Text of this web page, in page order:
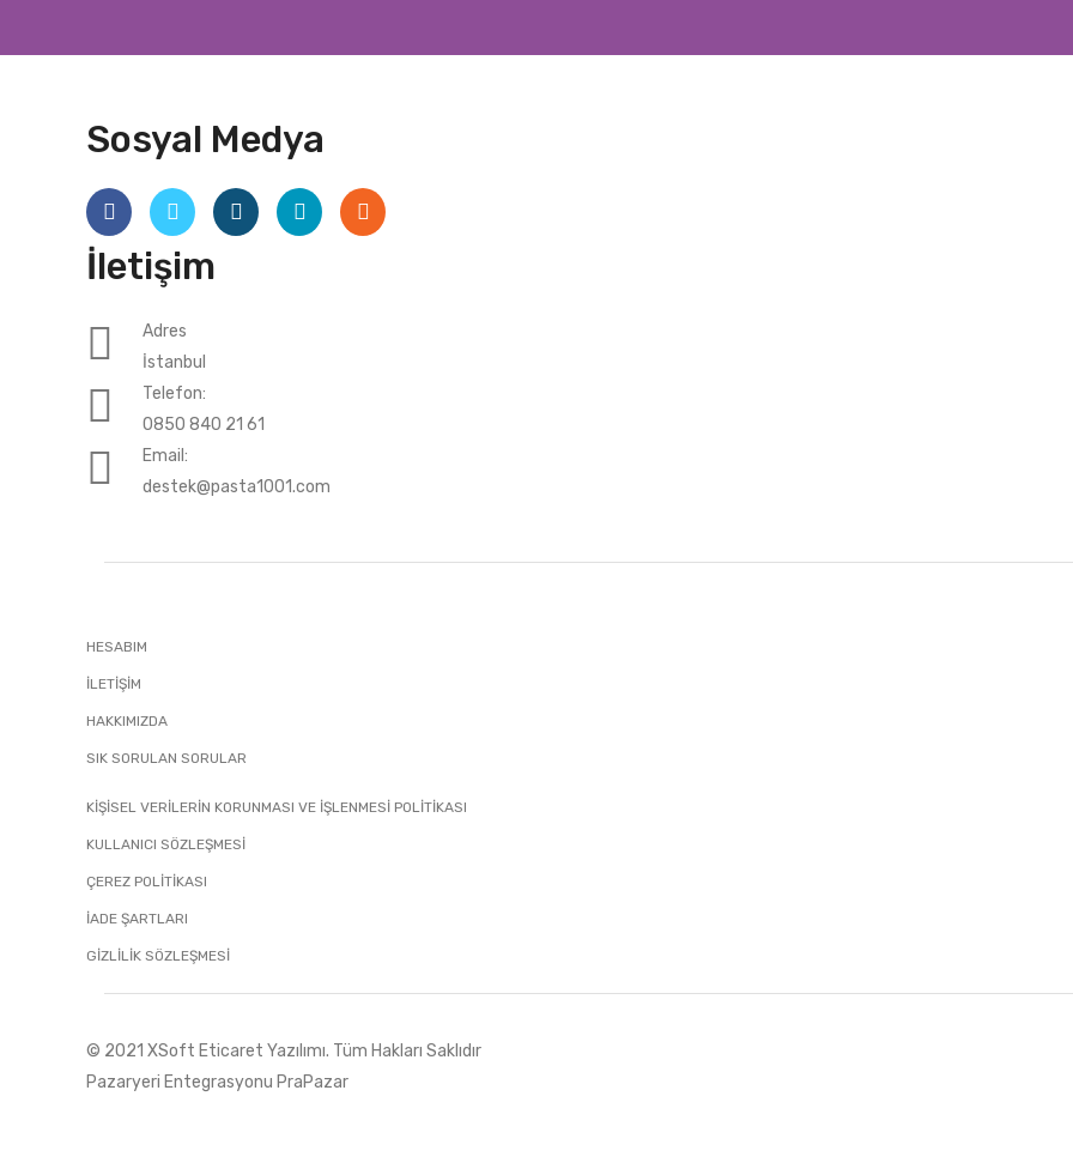
Sosyal Medya
İletişim
Adres
İstanbul
Telefon:
0850 840 21 61
Email:
destek@pasta1001.com
HESABIM
İLETIŞIM
HAKKIMIZDA
SIK SORULAN SORULAR
KİŞİSEL VERİLERİN KORUNMASI VE İŞLENMESİ POLİTİKASI
KULLANICI SÖZLEŞMESİ
ÇEREZ POLİTİKASI
İADE ŞARTLARI
GIZLILIK SÖZLEŞMESI
© 2021 XSoft Eticaret Yazılımı. Tüm Hakları Saklıdır
Pazaryeri Entegrasyonu PraPazar